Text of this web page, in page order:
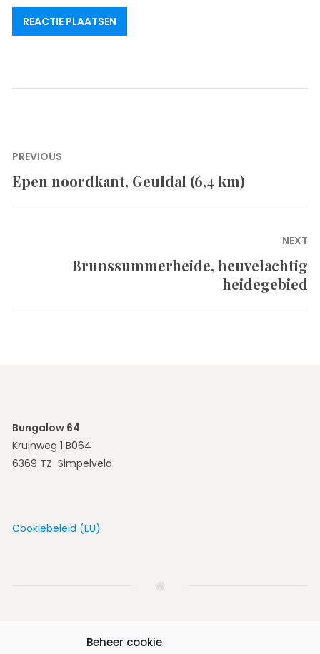
Beheer cookie
Bericht
navigatie
PREVIOUS
Previous
Epen noordkant, Geuldal (6,4 km)
NEXT
Brunssummerheide, heuvelachtig
heidegebied
Bungalow 64
Kruinweg 1 B064
6369 TZ Simpelveld
Cookiebeleid (EU)